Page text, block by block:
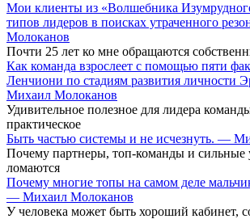
Мои клиенты из «Волшебника
типов лидеров в поисках утраченного
Молоканов
Почти 25 лет ко мне обращаются
Как команда взрослеет с помощью пяти
Ленчиони по стадиям развития личности
Михаил Молоканов
Удивительное полезное для лидера
практическое
Быть частью системы и не исчезнуть. —
Почему партнеры, топ-команды и сильные
ломаются
Почему многие топы на самом деле
— Михаил Молоканов
У человека может быть хороший кабинет,